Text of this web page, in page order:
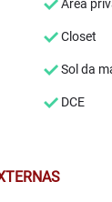
Área
Closet
Sol da
DCE